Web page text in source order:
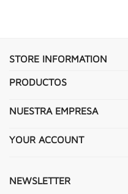
STORE INFORMATION
PRODUCTOS
NUESTRA EMPRESA
YOUR ACCOUNT
NEWSLETTER